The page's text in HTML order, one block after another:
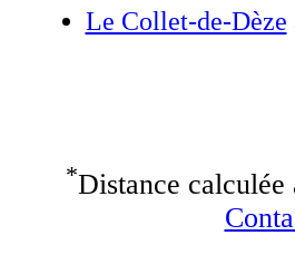
Le Collet-de-Dèze
*Distance